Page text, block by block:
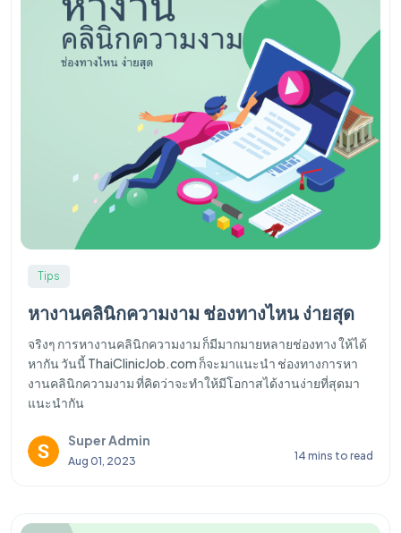
Tips
หางานคลินิกความงาม ช่องทางไหน ง่ายสุด
จริงๆ การหางานคลินิกความงาม ก็มีมากมายหลายช่องทาง ให้ได้
หากัน วันนี้ ThaiClinicJob.com ก็จะมาแนะนำ ช่องทางการหา
งานคลินิกความงาม ที่คิดว่าจะทำให้มีโอกาสได้งานง่ายที่สุดมา
แนะนำกัน
Super Admin
Aug 01, 2023 14 mins to read